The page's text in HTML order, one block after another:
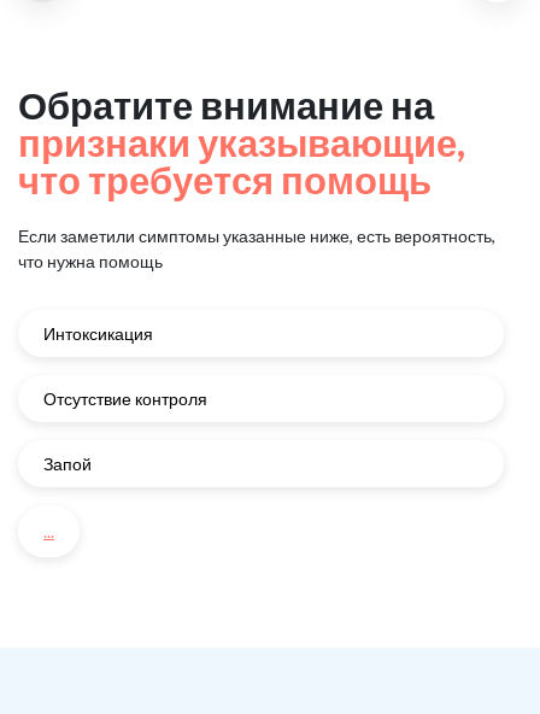
Обратите внимание на
признаки указывающие,
что требуется помощь
Если заметили симптомы указанные ниже, есть вероятность,
что нужна помощь
Интоксикация
Отсутствие контроля
Запой
...